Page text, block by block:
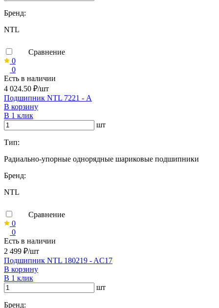
Бренд:
NTL
Сравнение
0
0
Есть в наличии
4 024.50 ₽/шт
Подшипник NTL 7221 - А
В корзину
В 1 клик
шт
Тип:
Радиально-упорные однорядные шариковые подшипники
Бренд:
NTL
Сравнение
0
0
Есть в наличии
2 499 ₽/шт
Подшипник NTL 180219 - AC17
В корзину
В 1 клик
шт
Бренд: